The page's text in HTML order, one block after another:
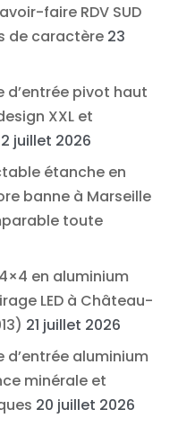
faire RDV SUD
de caractère 23
d’entrée pivot haut
XXL et
juillet 2026
étanche en
banne à Marseille
toute
en aluminium
LED à Château-
21 juillet 2026
aluminium
minérale et
20 juillet 2026